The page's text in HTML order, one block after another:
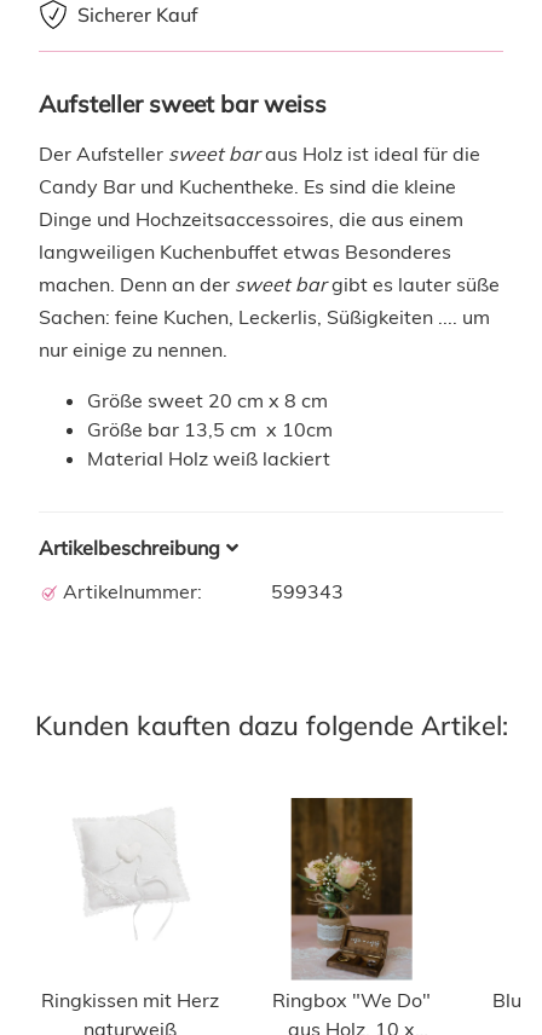
Sicherer Kauf
Aufsteller sweet bar weiss
Der Aufsteller sweet baraus Holz ist ideal für die
Candy Bar und Kuchentheke. Es sind die kleine
Dinge und Hochzeitsaccessoires, die aus einem
langweiligen Kuchenbuffet etwas Besonderes
machen. Denn an der sweet bargibt es lauter süße
Sachen: feine Kuchen, Leckerlis, Süßigkeiten .... um
nur einige zu nennen.
Größe sweet 20 cm x 8 cm
Größe bar 13,5 cm x 10cm
Material Holz weiß lackiert
Artikelbeschreibung
Artikelnummer:
599343
Kunden kauften dazu folgende Artikel:
Ringkissen mit Herz
naturweiß
Ringbox "We Do"
aus Holz, 10 x